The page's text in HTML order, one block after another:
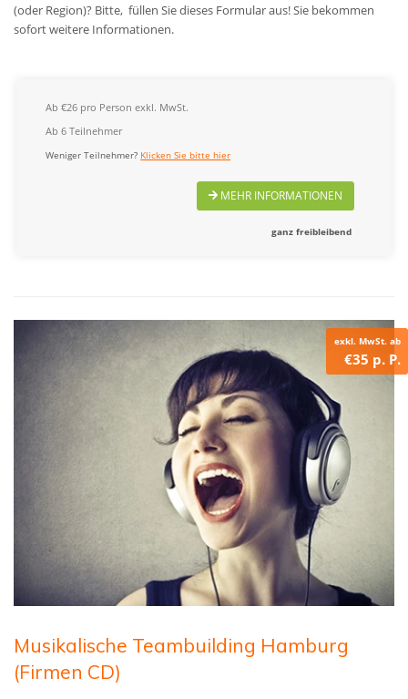
(oder Region)? Bitte, füllen Sie dieses Formular aus! Sie bekommen
sofort weitere Informationen.
Ab €26 pro Person exkl. MwSt.
Ab 6 Teilnehmer
Weniger Teilnehmer? Klicken Sie bitte hier
MEHR INFORMATIONEN
ganz freibleibend
exkl. MwSt. ab
€35 p. P.
Musikalische Teambuilding Hamburg
(Firmen CD)